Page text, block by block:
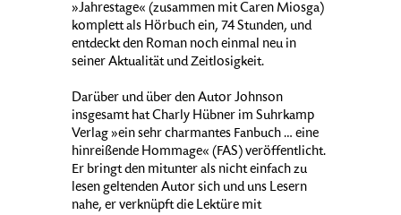
»Jahrestage« (zusammen mit Caren Miosga)
komplett als Hörbuch ein, 74 Stunden, und
entdeckt den Roman noch einmal neu in
seiner Aktualität und Zeitlosigkeit.
Darüber und über den Autor Johnson
insgesamt hat Charly Hübner im Suhrkamp
Verlag »ein sehr charmantes Fanbuch … eine
hinreißende Hommage« (FAS) veröffentlicht.
Er bringt den mitunter als nicht einfach zu
lesen geltenden Autor sich und uns Lesern
nahe, er verknüpft die Lektüre mit